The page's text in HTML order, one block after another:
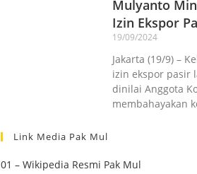
Mulyanto
Izin Ekspor
19/09/2024
Jakarta (19/9) –
izin ekspor pasir
dinilai Anggota
membahayakan
Link Media Pak Mul
01 – Wikipedia Resmi Pak Mul